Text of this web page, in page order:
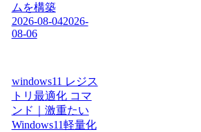
ムを構築
2026-08-042026-
08-06
windows11 レジス
トリ最適化 コマ
ンド｜激重たい
Windows11軽量化